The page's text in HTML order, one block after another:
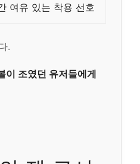
여유 있는 착용 선호
.
이 조였던 유저들에게